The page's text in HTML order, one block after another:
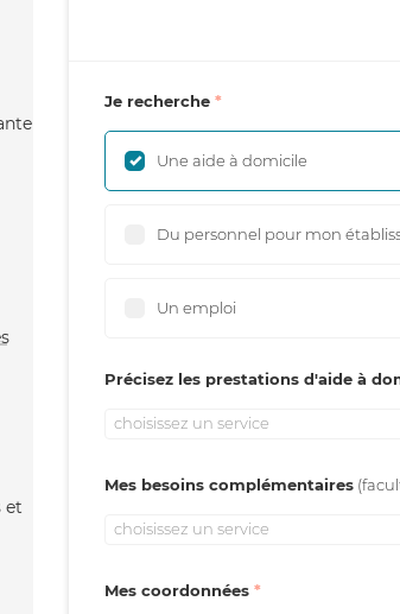
et
Je recherche
Une aide à domicile
Du personnel pour mon
Un emploi
Précisez les prestations d'aide à
choisissez un service
Mes besoins complémentaires
choisissez un service
Mes coordonnées